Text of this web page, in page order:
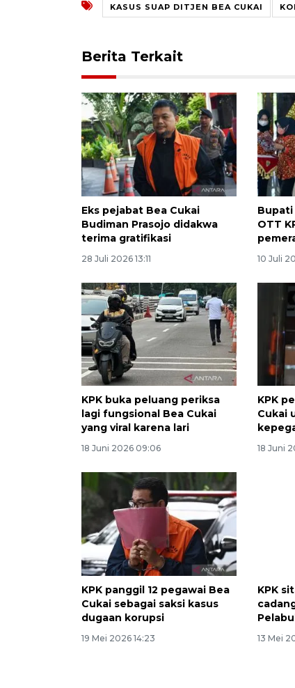
KASUS SUAP DITJEN BEA CUKAI
Berita Terkait
Eks pejabat Bea Cukai
Budiman Prasojo didakwa
terima gratifikasi
28 Juli 2026 13:11
OTT
10 Juli
KPK buka peluang periksa
lagi fungsional Bea Cukai
yang viral karena lari
18 Juni 2026 09:06
KPK
Cukai
18 Juni
KPK panggil 12 pegawai Bea
Cukai sebagai saksi kasus
dugaan korupsi
19 Mei 2026 14:23
KPK
13 Mei